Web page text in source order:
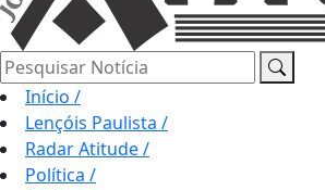
Pesquisar Notícia
Início /
Lençóis Paulista /
Radar Atitude/
Política /